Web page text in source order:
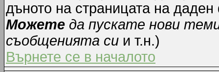
дъното на страницата на
Можете да пускате нови
съобщенията си и т.н.)
Върнете се в началото